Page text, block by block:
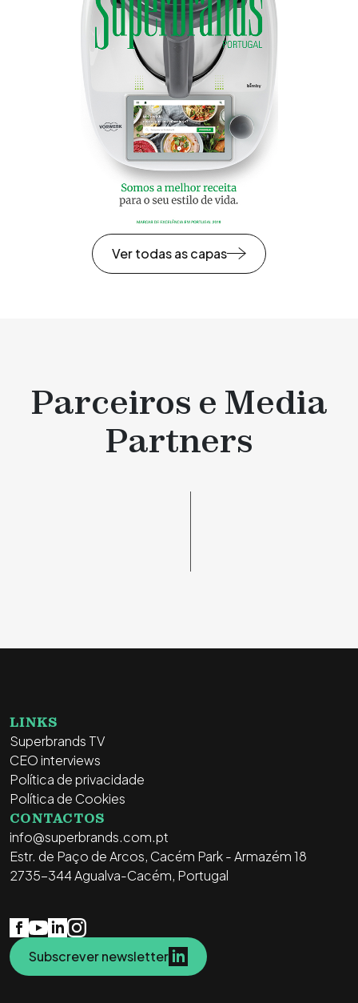
Ver todas as capas
Parceiros e Media
Partners
LINKS
Superbrands TV
CEO interviews
Política de privacidade
Política de Cookies
CONTACTOS
info@superbrands.com.pt
Estr. de Paço de Arcos, Cacém Park - Armazém 18
2735-344 Agualva-Cacém, Portugal
Subscrever newsletter